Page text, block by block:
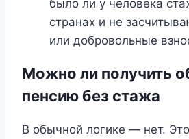
было ли у человека
странах и не
или добровольные
Можно ли получить
пенсию без стажа
В обычной логике — нет.